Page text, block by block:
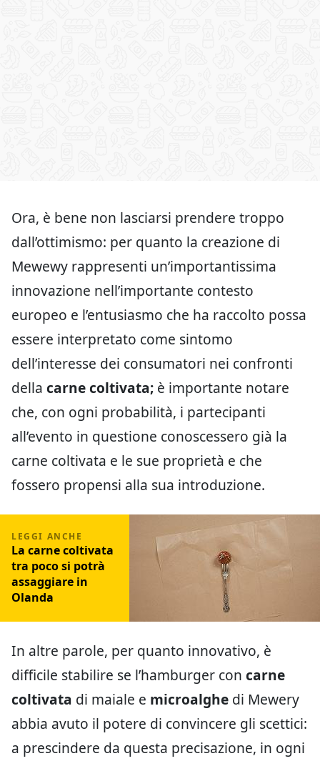
Ora, è bene non lasciarsi prendere troppo
dall’ottimismo: per quanto la creazione di
Mewewy rappresenti un’importantissima
innovazione nell’importante contesto
europeo e l’entusiasmo che ha raccolto possa
essere interpretato come sintomo
dell’interesse dei consumatori nei confronti
della carne coltivata; è importante notare
che, con ogni probabilità, i partecipanti
all’evento in questione conoscessero già la
carne coltivata e le sue proprietà e che
fossero propensi alla sua introduzione.
La carne coltivata
tra poco si potrà
assaggiare in
Olanda
In altre parole, per quanto innovativo, è
difficile stabilire se l’hamburger con carne
coltivata di maiale e microalghe di Mewery
abbia avuto il potere di convincere gli scettici:
a prescindere da questa precisazione, in ogni